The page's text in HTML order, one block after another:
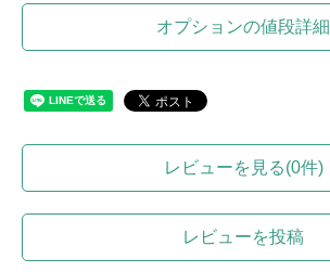
オプションの値段詳細
レビューを見る(0件)
レビューを投稿